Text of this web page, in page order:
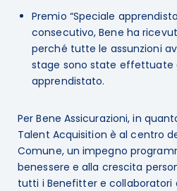
Premio “Speciale
consecutivo, Bene ha
perché tutte le assunzioni
stage sono state effettuate
apprendistato.
Per Bene Assicurazioni, in
Talent Acquisition è al centro
Comune, un impegno
benessere e alla crescita
tutti i Benefitter e collaboratori